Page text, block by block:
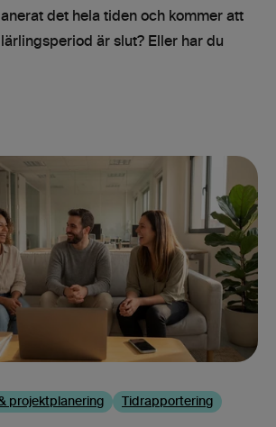
det hela tiden och kommer att
är slut? Eller har du
projektplanering Tidrapportering